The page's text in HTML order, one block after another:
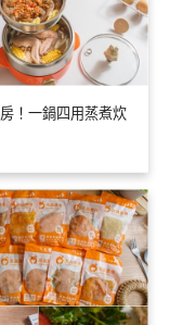
！一鍋四用蒸煮炊